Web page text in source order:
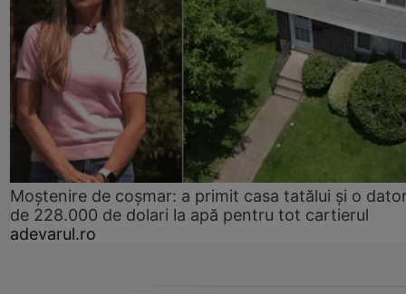
Moștenire de coșmar: a primit casa tatălui și o
de 228.000 de dolari la apă pentru tot cartierul
adevarul.ro